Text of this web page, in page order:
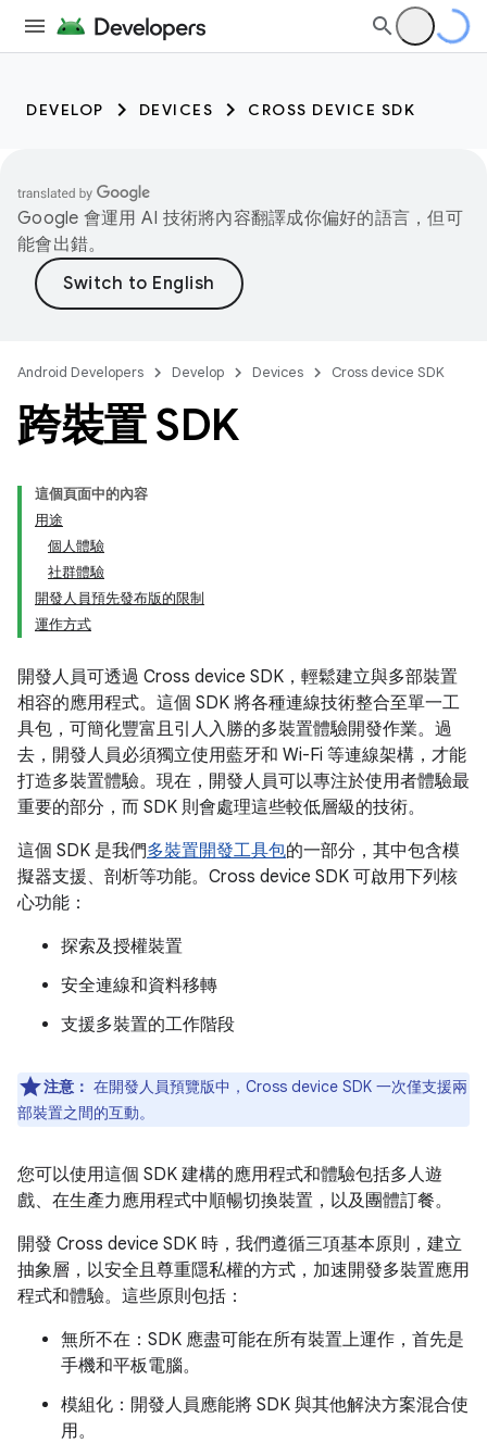
DEVELOP DEVICES CROSS DEVICE SDK
Google 會運用 AI 技術將內容翻譯成你偏好的語言，但可
能會出錯。
Android Developers Develop Devices Cross device SDK
跨裝置 SDK
這個頁面中的內容
用途
個人體驗
社群體驗
開發人員預先發布版的限制
運作方式
開發人員可透過 Cross device SDK，輕鬆建立與多部裝置
相容的應用程式。這個 SDK 將各種連線技術整合至單一工
具包，可簡化豐富且引人入勝的多裝置體驗開發作業。過
去，開發人員必須獨立使用藍牙和 Wi-Fi 等連線架構，才能
打造多裝置體驗。現在，開發人員可以專注於使用者體驗最
重要的部分，而 SDK 則會處理這些較低層級的技術。
這個 SDK 是我們多裝置開發工具包的一部分，其中包含模
擬器支援、剖析等功能。Cross device SDK 可啟用下列核
心功能：
探索及授權裝置
安全連線和資料移轉
支援多裝置的工作階段
注意： 在開發人員預覽版中，Cross device SDK 一次僅支援兩
部裝置之間的互動。
您可以使用這個 SDK 建構的應用程式和體驗包括多人遊
戲、在生產力應用程式中順暢切換裝置，以及團體訂餐。
開發 Cross device SDK 時，我們遵循三項基本原則，建立
抽象層，以安全且尊重隱私權的方式，加速開發多裝置應用
程式和體驗。這些原則包括：
無所不在：SDK 應盡可能在所有裝置上運作，首先是
手機和平板電腦。
模組化：開發人員應能將 SDK 與其他解決方案混合使
用。